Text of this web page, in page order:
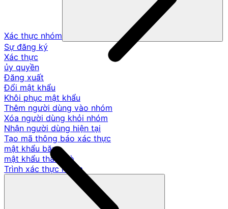
Xác thực nhóm
Sự đăng ký
Xác thực
ủy quyền
Đăng xuất
Đổi mật khẩu
Khôi phục mật khẩu
Thêm người dùng vào nhóm
Xóa người dùng khỏi nhóm
Nhận người dùng hiện tại
Tạo mã thông báo xác thực
mật khẩu băm
mật khẩu thăm dò
Trình xác thực nhóm